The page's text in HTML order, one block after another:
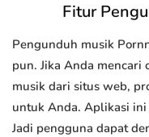
Fitur
Pengunduh musik
pun. Jika Anda
musik dari situs web,
untuk Anda. Aplikasi
Jadi pengguna dapat